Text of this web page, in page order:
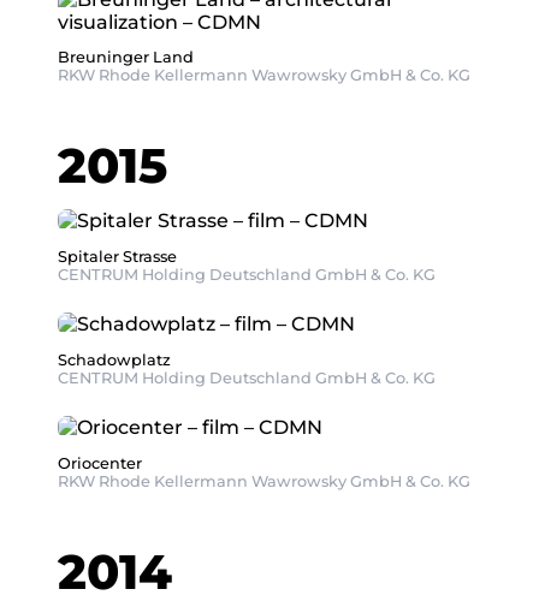
Breuninger Land
RKW Rhode Kellermann Wawrowsky GmbH & Co. KG
2015
Spitaler Strasse
CENTRUM Holding Deutschland GmbH & Co. KG
Schadowplatz
CENTRUM Holding Deutschland GmbH & Co. KG
Oriocenter
RKW Rhode Kellermann Wawrowsky GmbH & Co. KG
2014